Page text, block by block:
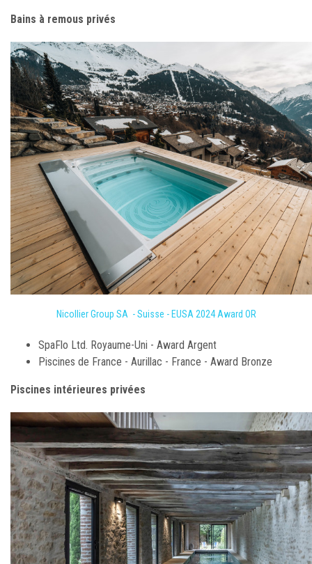
Bains à remous privés
Nicollier Group SA - Suisse - EUSA 2024 Award OR
SpaFlo Ltd. Royaume-Uni - Award Argent
Piscines de France - Aurillac - France - Award Bronze
Piscines intérieures privées